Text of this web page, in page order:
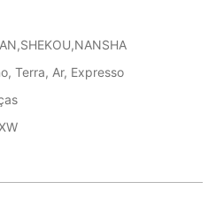
Terra, Ar, Expresso